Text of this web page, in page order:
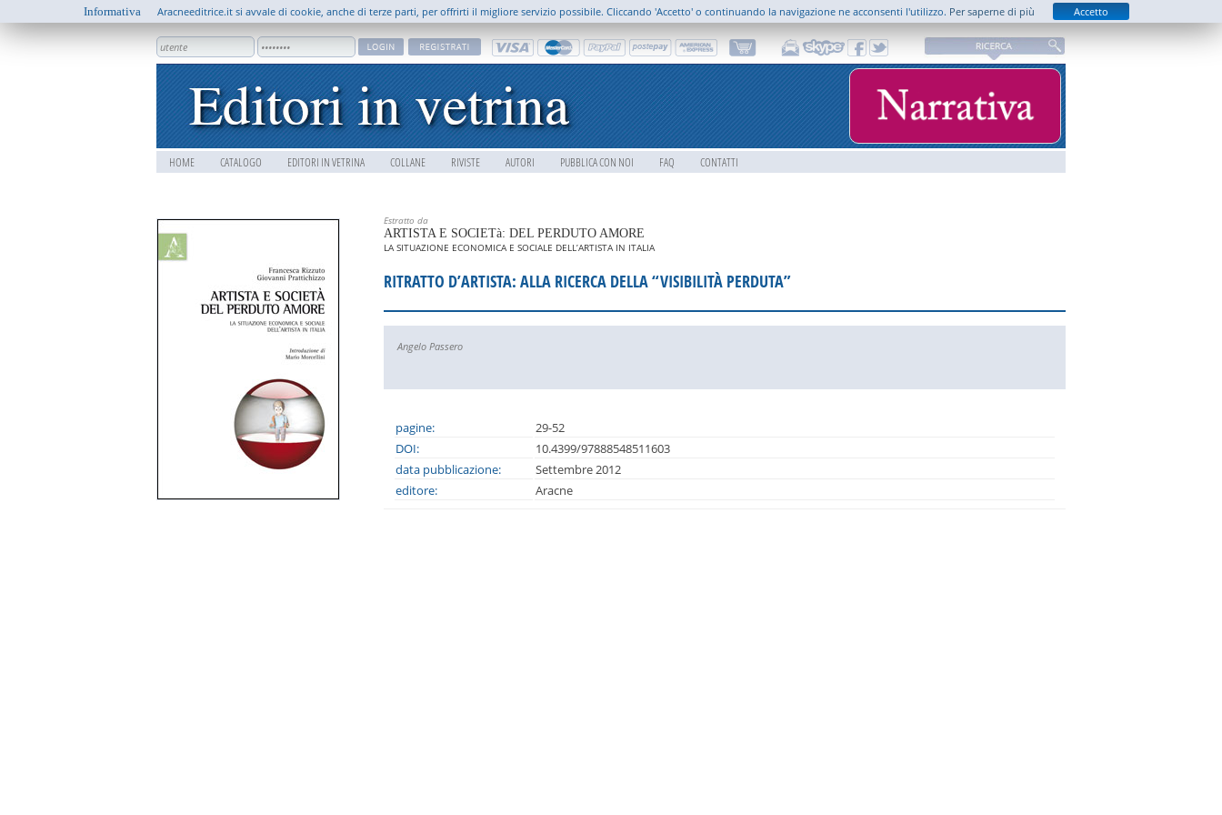
HOME CATALOGO EDITORI IN VETRINA COLLANE RIVISTE AUTORI PUBBLICA CON NOI FAQ CONTATTI
Informativa Aracneeditrice.it si avvale di cookie, anche di terze parti, per offrirti il migliore servizio possibile. Cliccando 'Accetto' o continuando la navigazione ne acconsenti l'utilizzo. Per saperne di più Accetto
Estratto da
ARTISTA E SOCIETà: DEL PERDUTO AMORE
LA SITUAZIONE ECONOMICA E SOCIALE DELL’ARTISTA IN ITALIA
RITRATTO D’ARTISTA: ALLA RICERCA DELLA “VISIBILITÀ PERDUTA”
Angelo Passero
pagine:
29-52
DOI:
10.4399/97888548511603
data pubblicazione:
Settembre 2012
editore:
Aracne